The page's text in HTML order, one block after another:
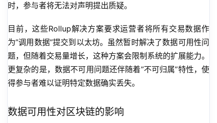
时，参与者将无法对声明提出质疑。
目前，这些Rollup解决方案要求运营者将所有交易数据作
为”调用数据”提交到以太坊。虽然暂时解决了数据可用性问
题，但随着交易量增长，这种方案会限制系统的扩展能力。
更复杂的是，数据不可用问题还伴随着”不可归属”特性，使
得参与者难以证明特定数据确实丢失。
数据可用性对区块链的影响